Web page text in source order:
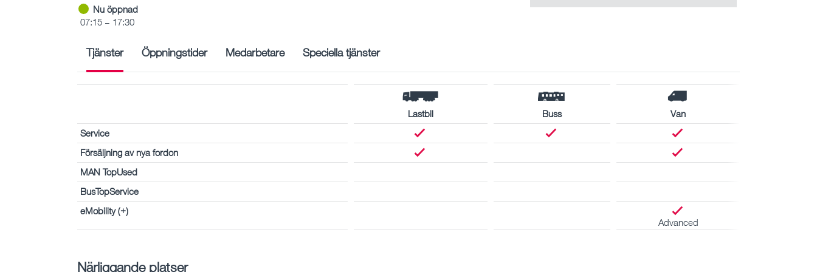
Nu öppnad
07:15 – 17:30
Tjänster Öppningstider Medarbetare Speciella tjänster
Lastbil Buss
Van
Service
Försäljning av nya fordon
MAN TopUsed
BusTopService
eMobility (+)
Advanced
Närliggande platser